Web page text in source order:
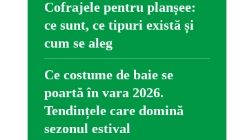
Cofrajele pentru planșee:
ce sunt, ce tipuri există și
cum se aleg
Ce costume de baie se
poartă în vara 2026.
Tendințele care domină
sezonul estival